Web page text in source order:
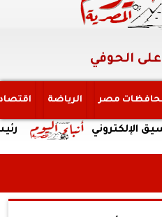
على الحوفي
مصر الرياضة
رئيس